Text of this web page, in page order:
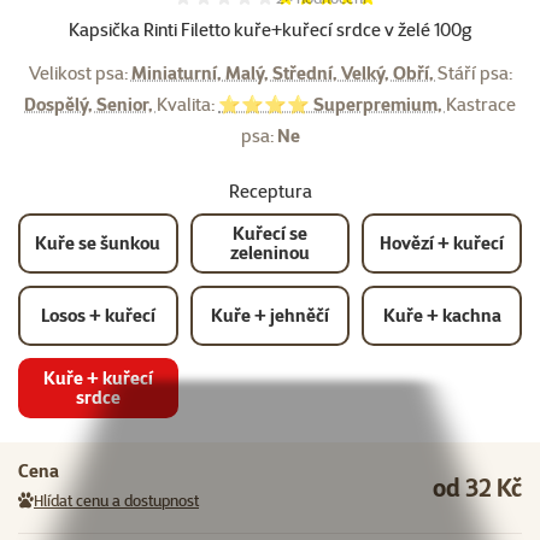
Kapsička Rinti Filetto kuře+kuřecí srdce v želé 100g
Velikost psa:Miniaturní, Malý, Střední, Velký, Obří, Stáří psa:
Dospělý, Senior, Kvalita: ⭐⭐⭐⭐ Superpremium, Kastrace
psa: Ne
Receptura
Kuře se šunkou
Kuřecí se
zeleninou
Hovězí + kuřecí
Losos + kuřecí Kuře + jehněčí Kuře + kachna
Kuře + kuřecí
srdce
Cena
Hlídat cenu a dostupnost od 32 Kč